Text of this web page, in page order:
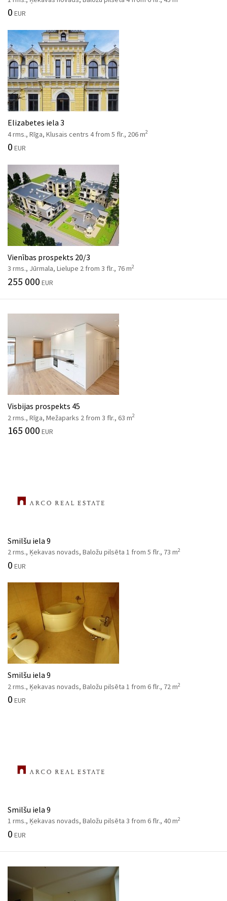
0 EUR
Elizabetes iela 3
4 rms., Rīga, Klusais centrs 4 from 5 flr., 206 m2
0 EUR
Vienības prospekts 20/3
3 rms., Jūrmala, Lielupe 2 from 3 flr., 76 m2
255 000 EUR
Visbijas prospekts 45
2 rms., Rīga, Mežaparks 2 from 3 flr., 63 m2
165 000 EUR
Smilšu iela 9
2 rms., Ķekavas novads, Baložu pilsēta 1 from 5 flr., 73 m2
0 EUR
Smilšu iela 9
2 rms., Ķekavas novads, Baložu pilsēta 1 from 6 flr., 72 m2
0 EUR
Smilšu iela 9
1 rms., Ķekavas novads, Baložu pilsēta 3 from 6 flr., 40 m2
0 EUR